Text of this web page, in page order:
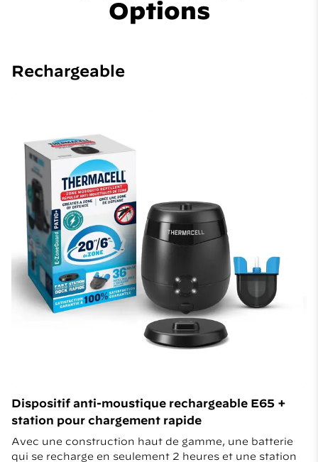
Options
Rechargeable
Dispositif anti-moustique rechargeable E65 +
station pour chargement rapide
Avec une construction haut de gamme, une batterie
qui se recharge en seulement 2 heures et une station